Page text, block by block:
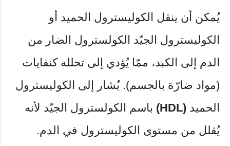
يُمكن أن ينقل الكوليسترول الحميد أو
الكوليسترول الجيّد الكولسترول الضار من
الدم إلى الكبد، ممّا يُؤدي إلى تحلله كنفايات
(مواد ضارّة بالجسم). يُشار إلى الكوليسترول
الحميد (HDL)
باسم الكولسترول الجيّد لأنه
يُقلل من مستوى الكوليسترول في الدم.